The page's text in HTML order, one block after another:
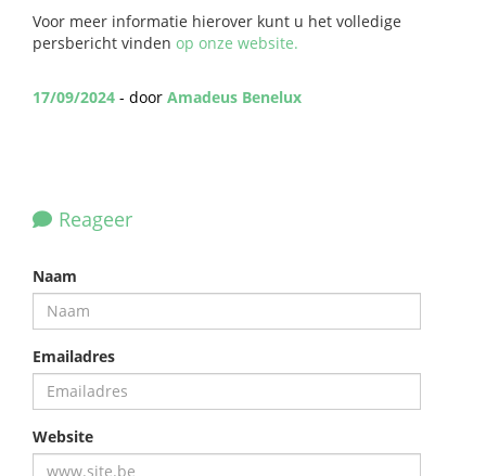
Voor meer informatie hierover kunt u het volledige
persbericht vinden op onze website.
17/09/2024 - door Amadeus Benelux
Reageer
Naam
Emailadres
Website